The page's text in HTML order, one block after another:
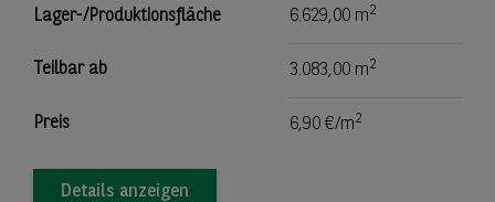
Lager-/Produktionsfläche 6.629,00 m2
Teilbar ab 3.083,00 m2
Preis 6,90 €/m2
Details anzeigen